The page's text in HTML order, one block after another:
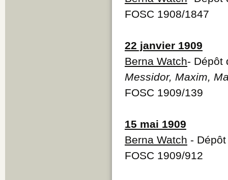
FOSC 1908/1847
22 janvier 1909
Berna Watch- Dépôt
Messidor, Maxim,
FOSC 1909/139
15 mai 1909
Berna Watch -
FOSC 1909/912